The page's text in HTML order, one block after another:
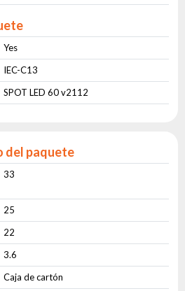
Yes
IEC-C13
SPOT LED 60 v2112
del paquete
33
25
22
3.6
Caja de cartón